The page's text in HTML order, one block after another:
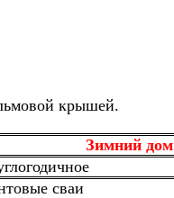
крышей.
Зимний дом
сваи